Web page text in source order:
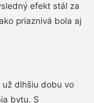
efekt stál za
priaznivá bola aj
už dlhšiu dobu vo
bytu. S